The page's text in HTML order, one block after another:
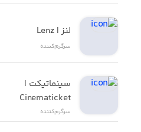
لنز | Lenz
سرگرم‌کننده
Cinematicket
سرگرم‌کننده